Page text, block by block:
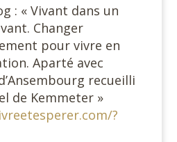
: « Vivant dans un
Changer
pour vivre en
Aparté avec
recueilli
de Kemmeter »
?